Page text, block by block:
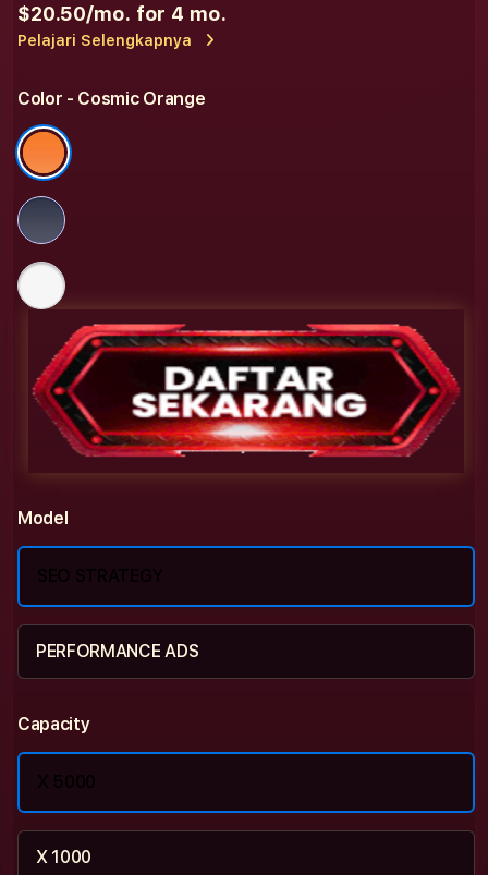
$20.50/mo. for 4 mo.
Pelajari Selengkapnya
Color - Cosmic Orange
Model
SEO STRATEGY
PERFORMANCE ADS
Capacity
X 5000
X 1000